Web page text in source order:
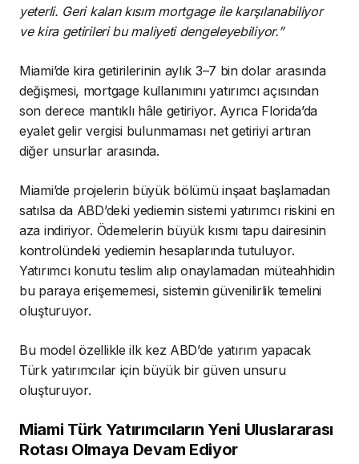
yeterli. Geri kalan kısım mortgage ile karşılanabiliyor
ve kira getirileri bu maliyeti dengeleyebiliyor.”
Miami’de kira getirilerinin aylık 3–7 bin dolar arasında
değişmesi, mortgage kullanımını yatırımcı açısından
son derece mantıklı hâle getiriyor. Ayrıca Florida’da
eyalet gelir vergisi bulunmaması net getiriyi artıran
diğer unsurlar arasında.
Miami’de projelerin büyük bölümü inşaat başlamadan
satılsa da ABD’deki yediemin sistemi yatırımcı riskini en
aza indiriyor. Ödemelerin büyük kısmı tapu dairesinin
kontrolündeki yediemin hesaplarında tutuluyor.
Yatırımcı konutu teslim alıp onaylamadan müteahhidin
bu paraya erişememesi, sistemin güvenilirlik temelini
oluşturuyor.
Bu model özellikle ilk kez ABD’de yatırım yapacak
Türk yatırımcılar için büyük bir güven unsuru
oluşturuyor.
Miami Türk Yatırımcıların Yeni Uluslararası
Rotası Olmaya Devam Ediyor